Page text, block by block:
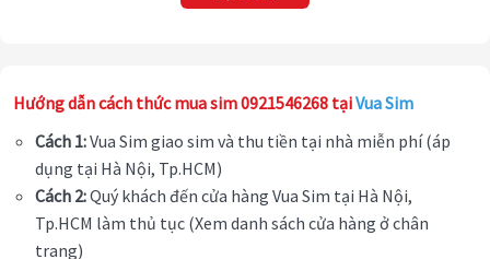
Hướng dẫn cách thức mua sim 0921546268 tạiVua Sim
Cách 1:Vua Sim giao sim và thu tiền tại nhà miễn phí (áp
dụng tại Hà Nội, Tp.HCM)
Cách 2:Quý khách đến cửa hàng Vua Sim tại Hà Nội,
Tp.HCM làm thủ tục (Xem danh sách cửa hàng ở chân
trang)